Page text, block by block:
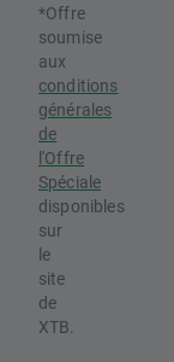
*Offre
soumise
aux
conditions
générales
de
l'Offre
Spéciale
disponibles
sur
le
site
de
XTB.